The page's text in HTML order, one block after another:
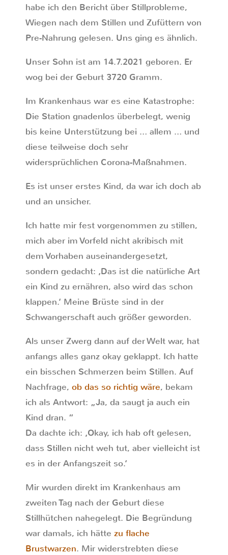
habe ich den Bericht über Stillprobleme,
Wiegen nach dem Stillen und Zufüttern von
Pre-Nahrung gelesen. Uns ging es ähnlich.
Unser Sohn ist am 14.7.2021 geboren. Er
wog bei der Geburt 3720 Gramm.
Im Krankenhaus war es eine Katastrophe:
Die Station gnadenlos überbelegt, wenig
bis keine Unterstützung bei … allem … und
diese teilweise doch sehr
widersprüchlichen Corona-Maßnahmen.
Es ist unser erstes Kind, da war ich doch ab
und an unsicher.
Ich hatte mir fest vorgenommen zu stillen,
mich aber im Vorfeld nicht akribisch mit
dem Vorhaben auseinandergesetzt,
sondern gedacht: ‚Das ist die natürliche Art
ein Kind zu ernähren, also wird das schon
klappen.‘ Meine Brüste sind in der
Schwangerschaft auch größer geworden.
Als unser Zwerg dann auf der Welt war, hat
anfangs alles ganz okay geklappt. Ich hatte
ein bisschen Schmerzen beim Stillen. Auf
Nachfrage, ob das so richtig wäre, bekam
ich als Antwort: „Ja, da saugt ja auch ein
Kind dran. “
Da dachte ich: ‚Okay, ich hab oft gelesen,
dass Stillen nicht weh tut, aber vielleicht ist
es in der Anfangszeit so.‘
Mir wurden direkt im Krankenhaus am
zweiten Tag nach der Geburt diese
Stillhütchen nahegelegt. Die Begründung
war damals, ich hätte zu flache
Brustwarzen. Mir widerstrebten diese